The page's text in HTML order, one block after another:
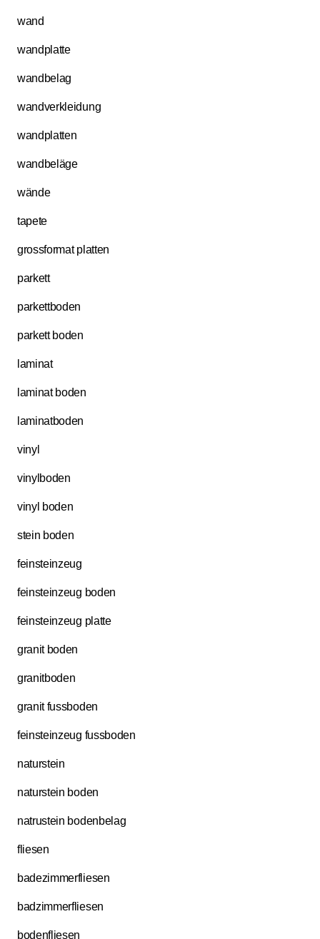
wand
wandplatte
wandbelag
wandverkleidung
wandplatten
wandbeläge
wände
tapete
grossformat platten
parkett
parkettboden
parkett boden
laminat
laminat boden
laminatboden
vinyl
vinylboden
vinyl boden
stein boden
feinsteinzeug
feinsteinzeug boden
feinsteinzeug platte
granit boden
granitboden
granit fussboden
feinsteinzeug fussboden
naturstein
naturstein boden
natrustein bodenbelag
fliesen
badezimmerfliesen
badzimmerfliesen
bodenfliesen